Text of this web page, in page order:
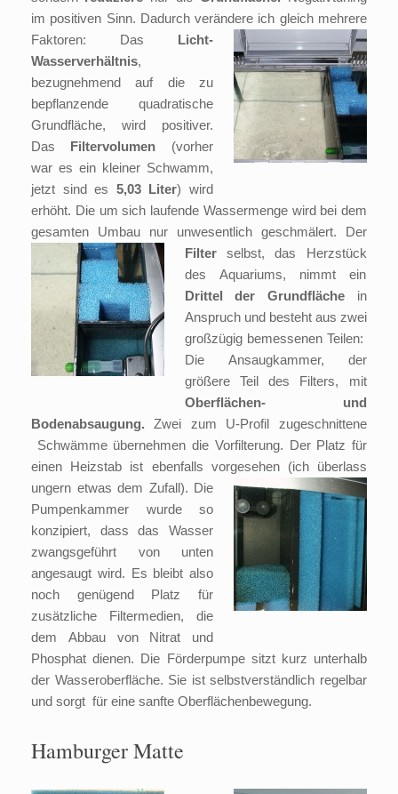
im positiven Sinn. Dadurch verändere ich gleich mehrere
Faktoren: Das Licht-
Wasserverhältnis,
bezugnehmend auf die zu
bepflanzende quadratische
Grundfläche, wird positiver.
Das Filtervolumen (vorher
war es ein kleiner Schwamm,
jetzt sind es 5,03 Liter) wird
erhöht. Die um sich laufende Wassermenge wird bei dem
gesamten Umbau nur unwesentlich geschmälert. Der
Filterselbst, das Herzstück
des Aquariums, nimmt ein
Drittel der Grundflächein
Anspruch und besteht aus zwei
großzügig bemessenen Teilen:
Die Ansaugkammer, der
größere Teil des Filters, mit
Oberflächen- und
Bodenabsaugung. Zwei zum U-Profil zugeschnittene
Schwämme übernehmen die Vorfilterung. Der Platz für
einen Heizstab ist ebenfalls vorgesehen (ich überlass
ungern etwas dem Zufall). Die
Pumpenkammer wurde so
konzipiert, dass das Wasser
zwangsgeführt von unten
angesaugt wird. Es bleibt also
noch genügend Platz für
zusätzliche Filtermedien, die
dem Abbau von Nitrat und
Phosphat dienen. Die Förderpumpe sitzt kurz unterhalb
der Wasseroberfläche. Sie ist selbstverständlich regelbar
und sorgt für eine sanfte Oberflächenbewegung.
Hamburger Matte